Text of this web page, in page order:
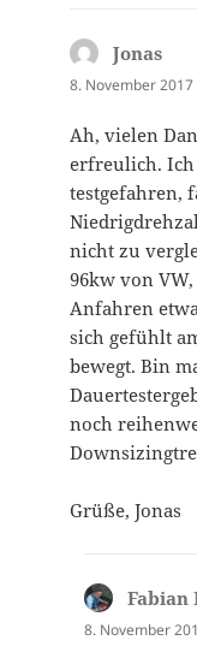
Jonas
8. November
Ah, vielen
erfreulich.
testgefahren,
nicht zu
96kw von
Anfahren
sich gefühlt
bewegt. Bin
noch
Grüße, Jonas
Fabian
8. November